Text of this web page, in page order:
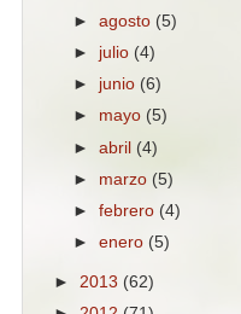
►agosto (5)
► julio (4)
► junio (6)
► mayo (5)
►abril (4)
► marzo (5)
►febrero (4)
►enero (5)
► 2013 (62)